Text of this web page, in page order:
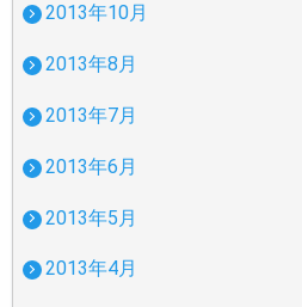
2013年10月
2013年8月
2013年7月
2013年6月
2013年5月
2013年4月